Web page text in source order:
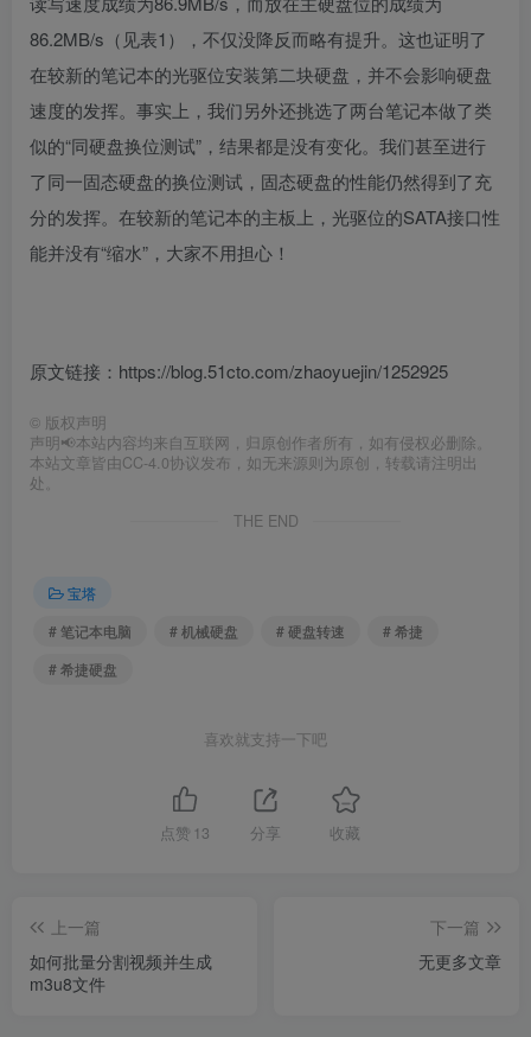
86.2MB/s （见表1 ），不仅没降反而略有提升。这也证明了
在较新的笔记本的光驱位安装第二块硬盘，并不会影响硬盘
速度的发挥。事实上，我们另外还挑选了两台笔记本做了类
似的“同硬盘换位测试”，结果都是没有变化。我们甚至进行
了同一固态硬盘的换位测试，固态硬盘的性能仍然得到了充
分的发挥。在较新的笔记本的主板上，光驱位的SATA接口性
能并没有“缩水”，大家不用担心！
原文链接：https://blog.51cto.com/zhaoyuejin/1252925
© 版权声明
声明📢本站内容均来自互联网，归原创作者所有，如有侵权必删除。
本站文章皆由CC-4.0协议发布，如无来源则为原创，转载请注明出
处。
THE END
宝塔
# 笔记本电脑
# 机械硬盘 # 硬盘转速
# 希捷
# 希捷硬盘
喜欢就支持一下吧
点赞 13 分享 收藏
上一篇
如何批量分割视频并生成
m3u8文件
下一篇
无更多文章